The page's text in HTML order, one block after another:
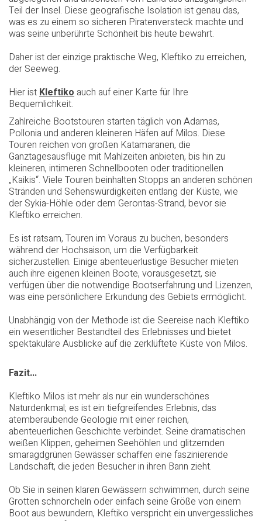
Teil der Insel. Diese geografische Isolation ist genau das,
was es zu einem so sicheren Piratenversteck machte und
was seine unberührte Schönheit bis heute bewahrt.
Daher ist der einzige praktische Weg, Kleftiko zu erreichen,
der Seeweg.
Hier ist Kleftiko auch auf einer Karte für Ihre
Bequemlichkeit.
Zahlreiche Bootstouren starten täglich von Adamas,
Pollonia und anderen kleineren Häfen auf Milos. Diese
Touren reichen von großen Katamaranen, die
Ganztagesausflüge mit Mahlzeiten anbieten, bis hin zu
kleineren, intimeren Schnellbooten oder traditionellen
„Kaikis“. Viele Touren beinhalten Stopps an anderen schönen
Stränden und Sehenswürdigkeiten entlang der Küste, wie
der Sykia-Höhle oder dem Gerontas-Strand, bevor sie
Kleftiko erreichen.
Es ist ratsam, Touren im Voraus zu buchen, besonders
während der Hochsaison, um die Verfügbarkeit
sicherzustellen. Einige abenteuerlustige Besucher mieten
auch ihre eigenen kleinen Boote, vorausgesetzt, sie
verfügen über die notwendige Bootserfahrung und Lizenzen,
was eine persönlichere Erkundung des Gebiets ermöglicht.
Unabhängig von der Methode ist die Seereise nach Kleftiko
ein wesentlicher Bestandteil des Erlebnisses und bietet
spektakuläre Ausblicke auf die zerklüftete Küste von Milos.
Fazit...
Kleftiko Milos ist mehr als nur ein wunderschönes
Naturdenkmal; es ist ein tiefgreifendes Erlebnis, das
atemberaubende Geologie mit einer reichen,
abenteuerlichen Geschichte verbindet. Seine dramatischen
weißen Klippen, geheimen Seehöhlen und glitzernden
smaragdgrünen Gewässer schaffen eine faszinierende
Landschaft, die jeden Besucher in ihren Bann zieht.
Ob Sie in seinen klaren Gewässern schwimmen, durch seine
Grotten schnorcheln oder einfach seine Größe von einem
Boot aus bewundern, Kleftiko verspricht ein unvergessliches